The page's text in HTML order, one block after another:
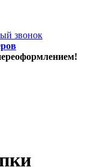
звонок